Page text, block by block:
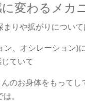
に変わるメカ
まりや拡がりについて
ン、オシレーション)
ていて
のお身体をもって
。